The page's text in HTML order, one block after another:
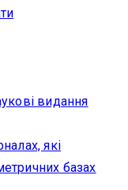
видання
які
базах